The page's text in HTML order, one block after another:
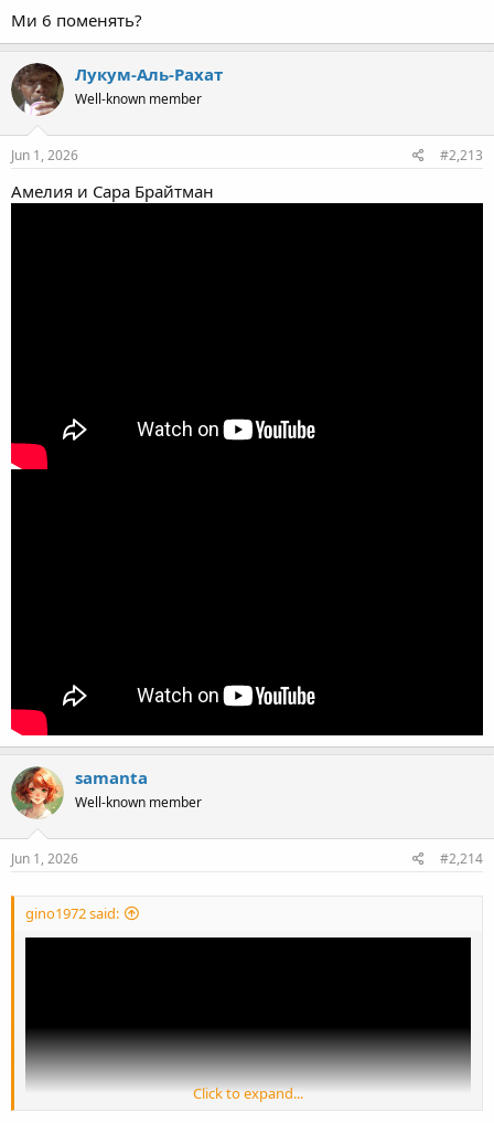
Ми 6 поменять?
Лукум-Аль-Рахат
Well-known member
Jun 1, 2026 #2,213
Амелия и Сара Брайтман
samanta
Well-known member
Jun 1, 2026 #2,214
gino1972 said:
Click to expand...